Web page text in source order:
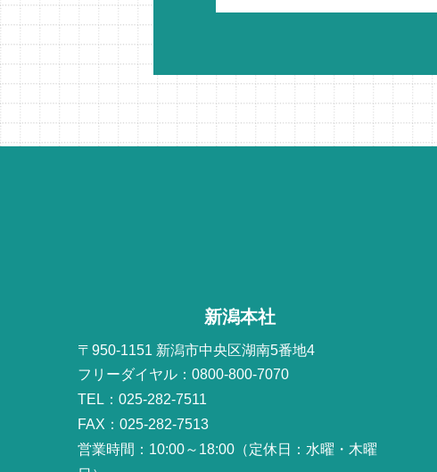
新潟本社
〒950-1151 新潟市中央区湖南5番地4
フリーダイヤル：0800-800-7070
TEL：025-282-7511
FAX：025-282-7513
営業時間：10:00～18:00（定休日：水曜・木曜